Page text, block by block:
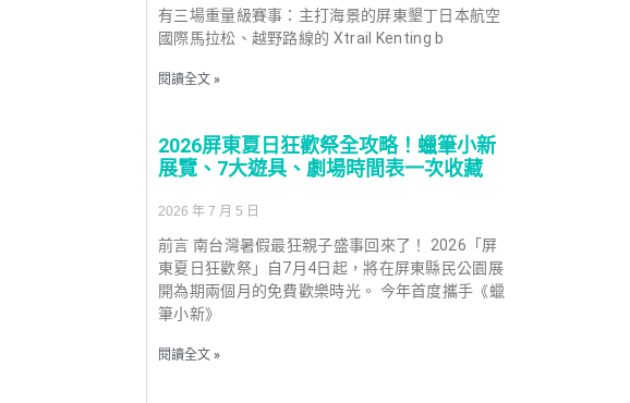
有三場重量級賽事：主打海景的屏東墾丁日本航空
國際馬拉松、越野路線的 Xtrail Kenting b
閱讀全文 »
2026屏東夏日狂歡祭全攻略！蠟筆小新
展覽、7大遊具、劇場時間表一次收藏
2026 年 7 月 5 日
前言 南台灣暑假最狂親子盛事回來了！ 2026「屏
東夏日狂歡祭」自7月4日起，將在屏東縣民公園展
開為期兩個月的免費歡樂時光。 今年首度攜手《蠟
筆小新》
閱讀全文 »